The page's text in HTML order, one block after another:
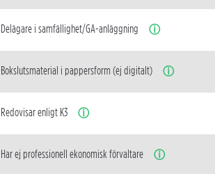
Delägare i samfällighet/GA-anläggning ⓘ
Bokslutsmaterial i pappersform (ej digitalt) ⓘ
Redovisar enligt K3 ⓘ
Har ej professionell ekonomisk förvaltare ⓘ